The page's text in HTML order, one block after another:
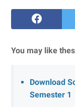
You may like
Download
Semester 1